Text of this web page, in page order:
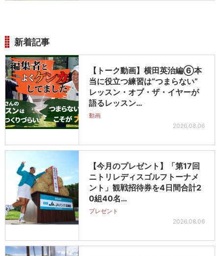
新着記事
【トーク動画】横田英治編⑥本
当に役立つ練習は“つまらない”
レッスン・オブ・ザ・イヤーが
語るレッスン…
動画
2026.08.06
【今月のプレゼント】「第17回
ニトリレディスゴルフトーナメ
ント」観戦招待券を4日間合計2
0組40名…
プレゼント
2026.08.06